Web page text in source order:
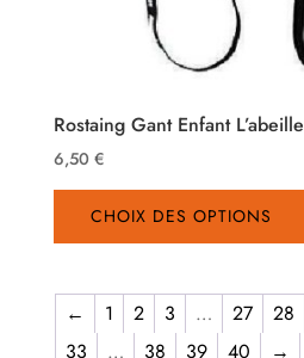
Rostaing Gant Enfant L’abeille
6,50 €
CHOIX DES OPTIONS
← 1 2 3 … 27 28
33
… 38 39 40 →